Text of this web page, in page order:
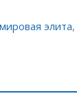
мировая элита,